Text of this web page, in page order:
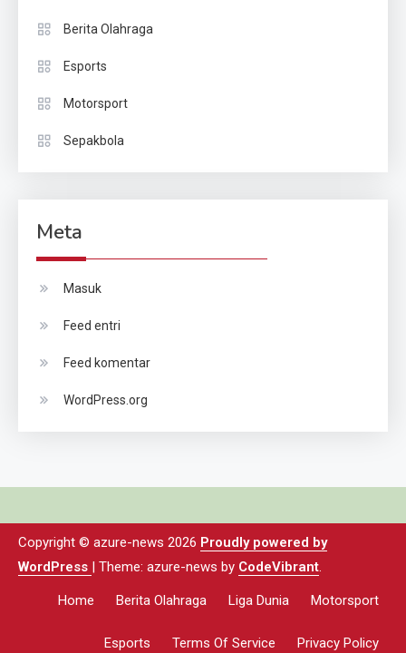
Berita Olahraga
Esports
Motorsport
Sepakbola
Meta
Masuk
Feed entri
Feed komentar
WordPress.org
Copyright © azure-news 2026 Proudly powered by
WordPress | Theme: azure-news by CodeVibrant
Home Berita Olahraga Liga Dunia Motorsport
Esports Terms Of Service Privacy Policy